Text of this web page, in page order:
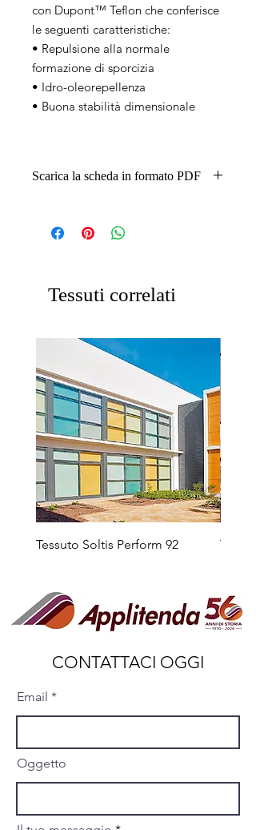
con Dupont™ Teflon che conferisce
le seguenti caratteristiche:
• Repulsione alla normale
formazione di sporcizia
• Idro-oleorepellenza
• Buona stabilità dimensionale
Scarica la scheda in formato PDF
Tessuti correlati
Tessuto Soltis Perform 92
CONTATTACI OGGI
Email
Oggetto